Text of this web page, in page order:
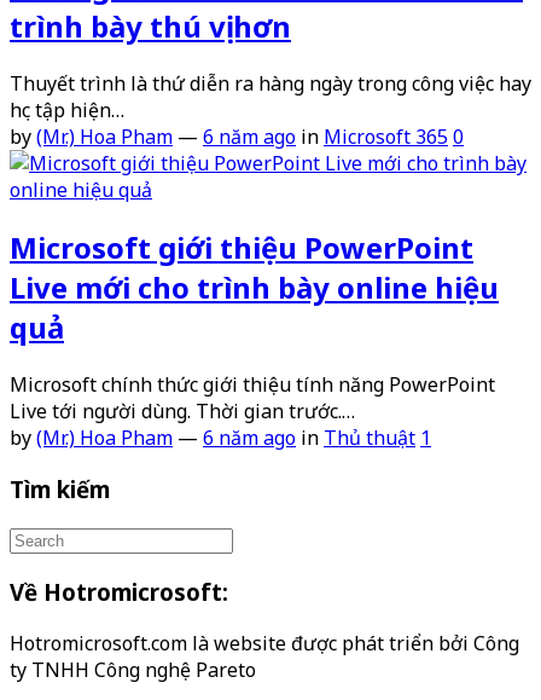
trình bày thú vị hơn
Thuyết trình là thứ diễn ra hàng ngày trong công việc hay
học tập hiện…
by(Mr.) Hoa Pham — 6 năm ago in Microsoft 3650
Microsoft giới thiệu PowerPoint
Live mới cho trình bày online hiệu
quả
Microsoft chính thức giới thiệu tính năng PowerPoint
Live tới người dùng. Thời gian trước.…
by(Mr.) Hoa Pham — 6 năm ago in Thủ thuật 1
Tìm kiếm
Về Hotromicrosoft:
Hotromicrosoft.com là website được phát triển bởi Công
ty TNHH Công nghệ Pareto